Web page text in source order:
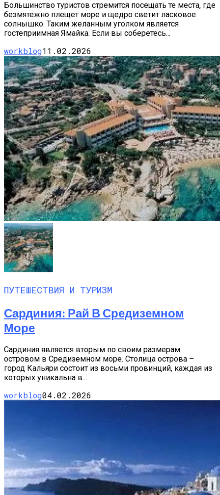
Большинство туристов стремится посещать те места, где
безмятежно плещет море и щедро светит ласковое
солнышко. Таким желанным уголком является
гостеприимная Ямайка. Если вы соберетесь...
workblog11.02.2026
ПУТЕШЕСТВИЯ И ТУРИЗМ
Сардиния: Рай В Средиземном
Море
Сардиния является вторым по своим размерам
островом в Средиземном море. Столица острова –
город Кальяри состоит из восьми провинций, каждая из
которых уникальна в...
workblog04.02.2026